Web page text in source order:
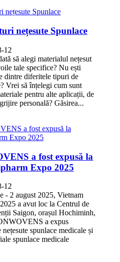
nețesute Spunlace
12
să alegi materialul nețesut
tale specifice? Nu ești
dintre diferitele tipuri de
Vrei să înțelegi cum sunt
pentru alte aplicații, de
personală? Găsirea...
a fost expusă la
Expo 2025
12
- 2 august 2025, Vietnam
a avut loc la Centrul de
Saigon, orașul Hochiminh,
a expus
spunlace medicale și
spunlace medicale